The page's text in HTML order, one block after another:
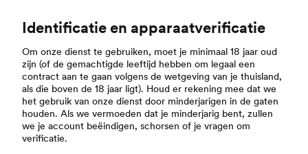
Identificatie en apparaatverificatie
Om onze dienst te gebruiken, moet je minimaal 18 jaar oud
zijn (of de gemachtigde leeftijd hebben om legaal een
contract aan te gaan volgens de wetgeving van je thuisland,
als die boven de 18 jaar ligt). Houd er rekening mee dat we
het gebruik van onze dienst door minderjarigen in de gaten
houden. Als we vermoeden dat je minderjarig bent, zullen
we je account beëindigen, schorsen of je vragen om
verificatie.